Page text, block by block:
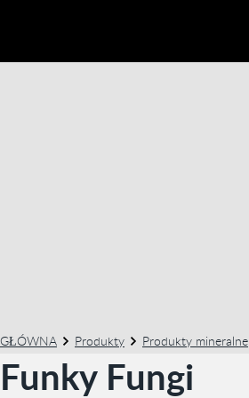
GŁÓWNA Produkty Produkty mineralne
Funky Fungi